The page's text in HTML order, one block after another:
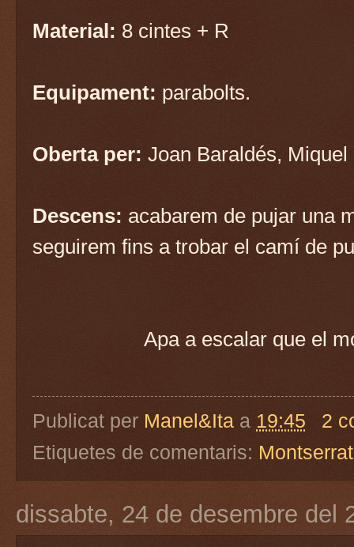
Material: 8 cintes + R
Equipament: parabolts.
Oberta per: Joan Baraldés,
Descens: acabarem de pujar una
seguirem fins a trobar el camí de
Apa a escalar que el
Publicat per Manel&Ita a 19:45
2
Etiquetes de comentaris:
dissabte, 24 de desembre del